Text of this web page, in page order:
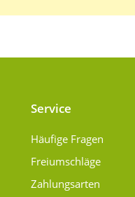
Service
Häufige Fragen
Freiumschläge
Zahlungsarten